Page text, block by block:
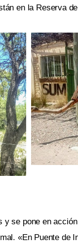
en la Reserva
se pone en
«En Puente